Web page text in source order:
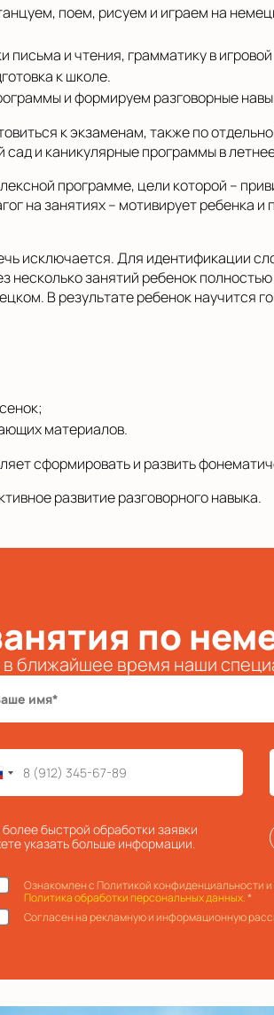
поем, рисуем и играем на
и чтения, грамматику в игровой
к школе.
и формируем разговорные
к экзаменам, также по
и каникулярные программы в
программе, цели которой –
на занятиях – мотивирует ребенка и
исключается. Для идентификации
занятий ребенок
В результате ребенок научится
материалов.
сформировать и развить
развитие разговорного навыка.
по
в ближайшее время наши
быстрой обработки заявки
указать больше информации.
Ознакомлен с Политикой конфиденциальности
Политика обработки персональных данных.*
Согласен на рекламную и информационную